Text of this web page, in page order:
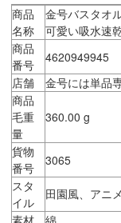
商品
名称
金号バスタオ
可愛い吸水速
商品
番号
4620949945
店舗
金号には単品
商品
毛重
量
360.00 g
貨物
番号
3065
スタ
イル
田園風、アニ
素材
綿